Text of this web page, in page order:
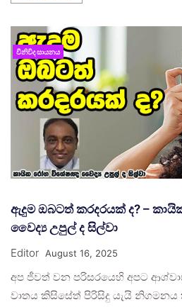
විනිවිද සායනය
ඇදුම ඔබටත් කරදරයක් ද? –
වෛද්‍ය උපුල් ද සිල්වා
Editor August 16, 2025
අප ජීවත් වන පරිසරයෙහි අපට
වාතය කිසිසේත් පිරිසිදු යැයි නිගමනය